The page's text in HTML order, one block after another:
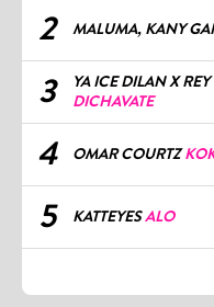
2 MALUMA, KANY
3
YA ICE DILAN X
DICHAVATE
4 OMAR COURTZ
5 KATTEYESALO